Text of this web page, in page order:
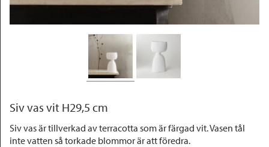
Siv vas vit H29,5 cm
Siv vas är tillverkad av terracotta som är färgad vit. Vasen tål
inte vatten så torkade blommor är att föredra.